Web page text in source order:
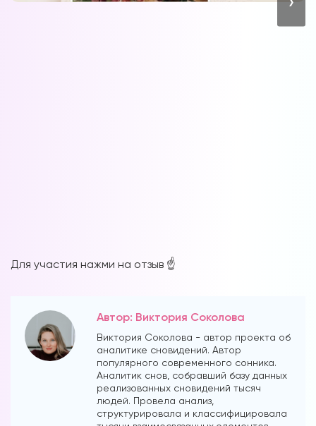
Для участия нажми на отзыв ☝️
Автор: Виктория Соколова
Виктория Соколова - автор проекта об
аналитике сновидений. Автор
популярного современного сонника.
Аналитик снов, собравший базу данных
реализованных сновидений тысяч
людей. Провела анализ,
структурировала и классифицировала